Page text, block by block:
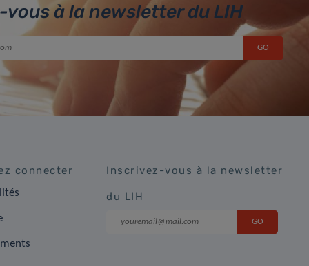
à la newsletter du LIH
connecter Inscrivez-vous à la newsletter
du LIH